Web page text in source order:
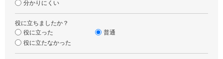
分かりにくい
役に立ちましたか？
役に立った
普通
役に立たなかった